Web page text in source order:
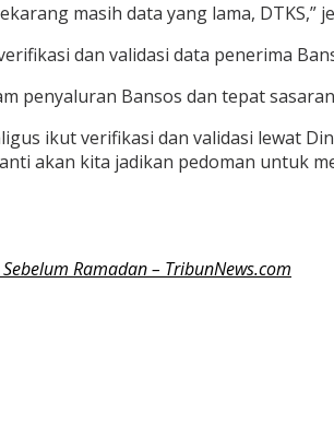
masih data yang lama, DTKS,”
dan validasi data penerima
penyaluran Bansos dan tepat
ikut verifikasi dan validasi lewat
akan kita jadikan pedoman untuk
Ramadan – TribunNews.com